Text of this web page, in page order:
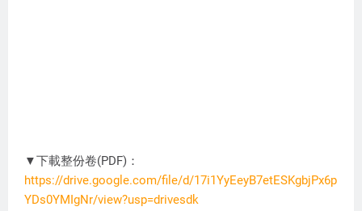
▼下載整份卷(PDF)：
https://drive.google.com/file/d/17i1YyEeyB7etESKgbjPx6p
YDs0YMIgNr/view?usp=drivesdk